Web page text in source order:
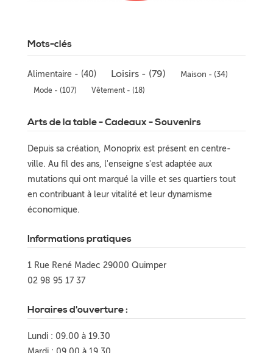
Mots-clés
Alimentaire - (40) Loisirs - (79) Maison - (34)
Mode - (107) Vêtement - (18)
Arts de la table - Cadeaux - Souvenirs
Depuis sa création, Monoprix est présent en centre-
ville. Au fil des ans, l'enseigne s'est adaptée aux
mutations qui ont marqué la ville et ses quartiers tout
en contribuant à leur vitalité et leur dynamisme
économique.
Informations pratiques
1 Rue René Madec 29000 Quimper
02 98 95 17 37
Horaires d'ouverture :
Lundi : 09.00 à 19.30